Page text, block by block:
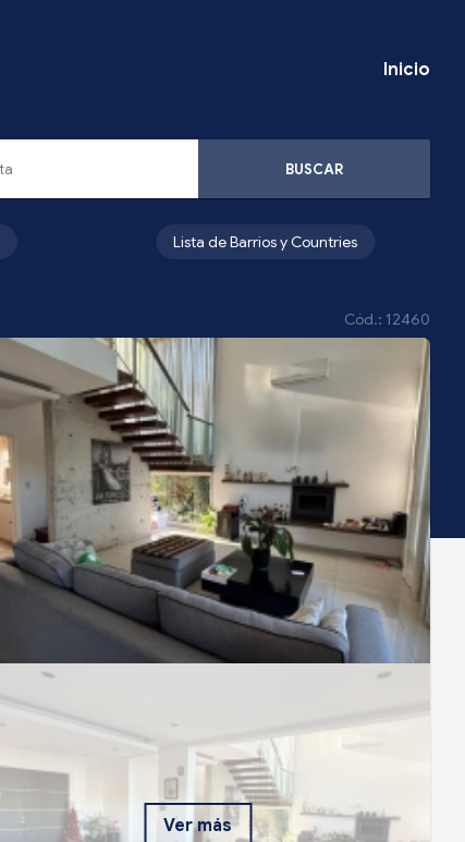
Inicio
BUSCAR
Lista de Barrios y Countries
Cód.: 12460
Ver más